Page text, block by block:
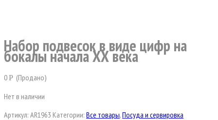
Набор подвесок в виде цифр на
бокалы начала ХХ века
0Р (Продано)
Нет в наличии
Артикул: AR1963 Категории: Все товары,Посуда и сервировка